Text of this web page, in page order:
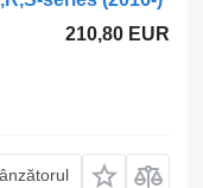
210,80 EUR